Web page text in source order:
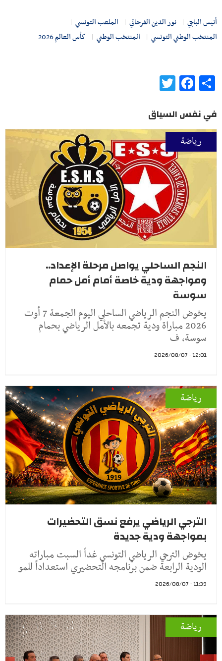
أنيس الباجي نور الدين الفرحاتي
الملعب التونسي
المنتخب الوطني التونسي
المنتخب الوطني كأس العالم 2026
Share
Facebook
في نفس السياق
رياضة
النجم الساحلي يواصل مرحلة الإعداد..
ومواجهة ودية خاصة أمام أمل حمام
سوسة
يخوض النجم الرياضي الساحلي اليوم الجمعة 7 أوت
2026 مباراة ودية تجمعه بالأمل الرياضي بحمام
سوسة، ف
12:01 - 2026/08/07
رياضة
الترجي الرياضي يرفع نسق التحضيرات
بمواجهة ودية جديدة
يخوض الترجي الرياضي التونسي غداً السبت مباراته
الودية الرابعة ضمن برنامجه التحضيري استعداداً للمو
11:39 - 2026/08/07
رياضة